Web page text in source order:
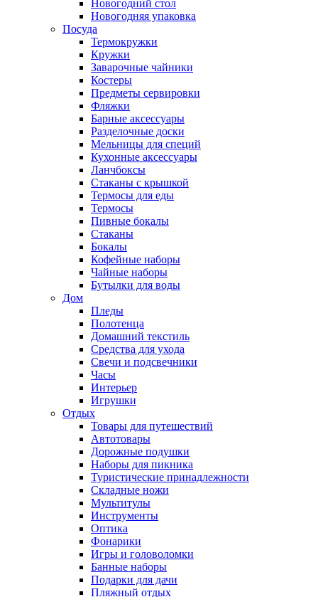
Новогодний стол
Новогодняя упаковка
Посуда
Термокружки
Кружки
Заварочные чайники
Костеры
Предметы сервировки
Фляжки
Барные аксессуары
Разделочные доски
Мельницы для специй
Кухонные аксессуары
Ланчбоксы
Стаканы с крышкой
Термосы для еды
Термосы
Пивные бокалы
Стаканы
Бокалы
Кофейные наборы
Чайные наборы
Бутылки для воды
Дом
Пледы
Полотенца
Домашний текстиль
Средства для ухода
Свечи и подсвечники
Часы
Интерьер
Игрушки
Отдых
Товары для путешествий
Автотовары
Дорожные подушки
Наборы для пикника
Туристические принадлежности
Складные ножи
Мультитулы
Инструменты
Оптика
Фонарики
Игры и головоломки
Банные наборы
Подарки для дачи
Пляжный отдых